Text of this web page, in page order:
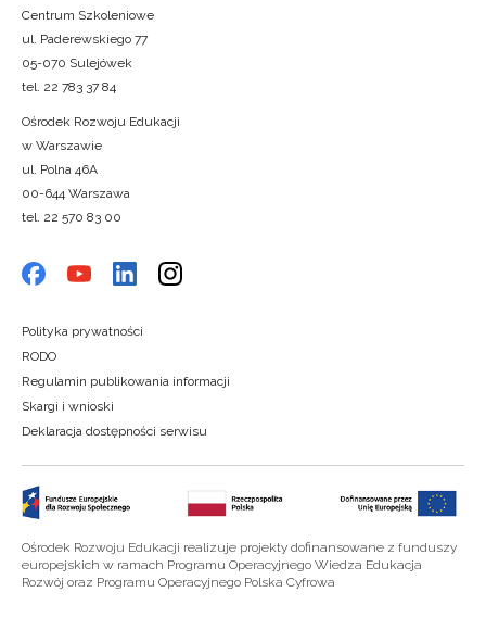
Centrum Szkoleniowe
ul. Paderewskiego 77
05-070 Sulejówek
tel. 22 783 37 84
Ośrodek Rozwoju Edukacji
w Warszawie
ul. Polna 46A
00-644 Warszawa
tel. 22 570 83 00
Polityka prywatności
RODO
Regulamin publikowania informacji
Skargi i wnioski
Deklaracja dostępności serwisu
Ośrodek Rozwoju Edukacji realizuje projekty dofinansowane z funduszy
europejskich w ramach Programu Operacyjnego Wiedza Edukacja
Rozwój oraz Programu Operacyjnego Polska Cyfrowa